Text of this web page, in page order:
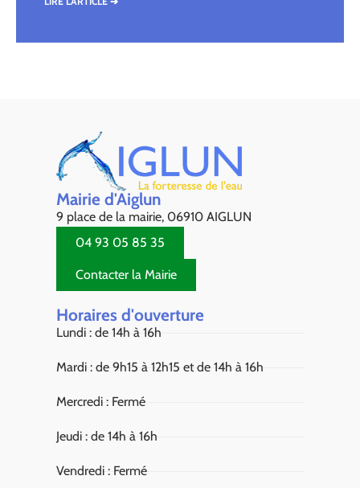
Mairie d'Aiglun
9 place de la mairie, 06910 AIGLUN
04 93 05 85 35
Contacter la Mairie
Horaires d'ouverture
Lundi : de 14h à 16h
Mardi : de 9h15 à 12h15 et de 14h à 16h
Mercredi : Fermé
Jeudi : de 14h à 16h
Vendredi : Fermé